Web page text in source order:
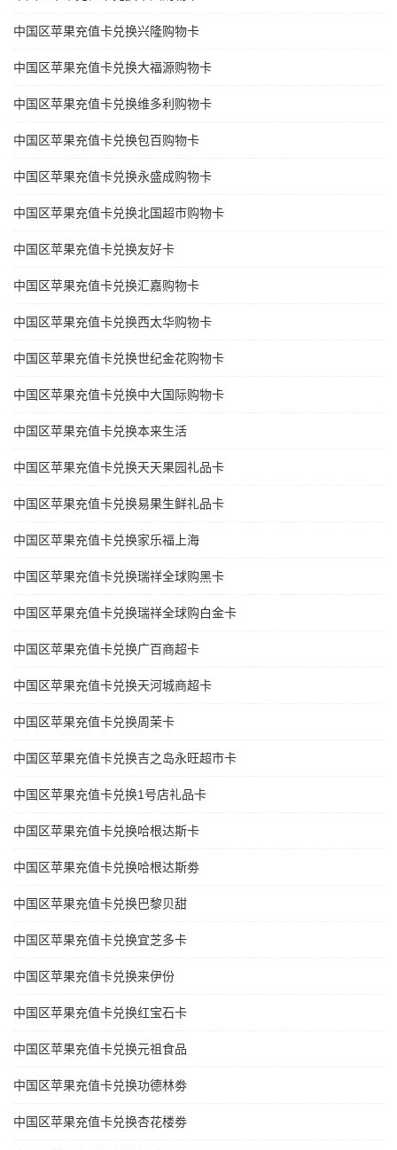
中国区苹果充值卡兑换兴隆购物卡
中国区苹果充值卡兑换大福源购物卡
中国区苹果充值卡兑换维多利购物卡
中国区苹果充值卡兑换包百购物卡
中国区苹果充值卡兑换永盛成购物卡
中国区苹果充值卡兑换北国超市购物卡
中国区苹果充值卡兑换友好卡
中国区苹果充值卡兑换汇嘉购物卡
中国区苹果充值卡兑换西太华购物卡
中国区苹果充值卡兑换世纪金花购物卡
中国区苹果充值卡兑换中大国际购物卡
中国区苹果充值卡兑换本来生活
中国区苹果充值卡兑换天天果园礼品卡
中国区苹果充值卡兑换易果生鲜礼品卡
中国区苹果充值卡兑换家乐福上海
中国区苹果充值卡兑换瑞祥全球购黑卡
中国区苹果充值卡兑换瑞祥全球购白金卡
中国区苹果充值卡兑换广百商超卡
中国区苹果充值卡兑换天河城商超卡
中国区苹果充值卡兑换周茉卡
中国区苹果充值卡兑换吉之岛永旺超市卡
中国区苹果充值卡兑换1号店礼品卡
中国区苹果充值卡兑换哈根达斯卡
中国区苹果充值卡兑换哈根达斯劵
中国区苹果充值卡兑换巴黎贝甜
中国区苹果充值卡兑换宜芝多卡
中国区苹果充值卡兑换来伊份
中国区苹果充值卡兑换红宝石卡
中国区苹果充值卡兑换元祖食品
中国区苹果充值卡兑换功德林劵
中国区苹果充值卡兑换杏花楼劵